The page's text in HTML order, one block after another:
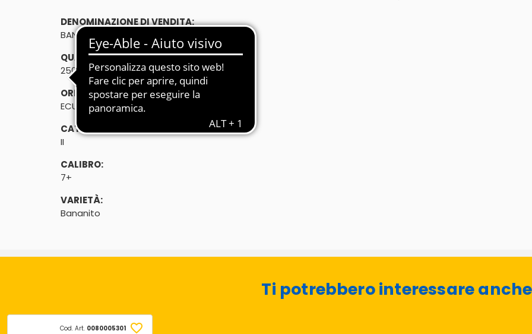
DENOMINAZIONE DI VENDITA:
BANANITO 250g
QUANTITÀ:
250g
ORIGINE:
ECUADOR
CATEGORIA:
II
CALIBRO:
7+
VARIETÀ:
Bananito
Ti potrebbero interessare
Cod. Art. 0080005301